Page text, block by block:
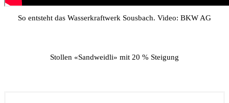
So entsteht das Wasserkraftwerk Sousbach. Video: BKW AG
Stollen «Sandweidli» mit 20 % Steigung